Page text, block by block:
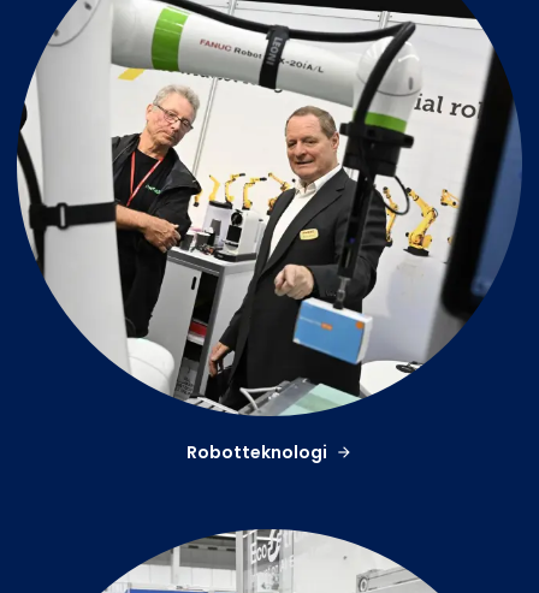
Robotteknologi